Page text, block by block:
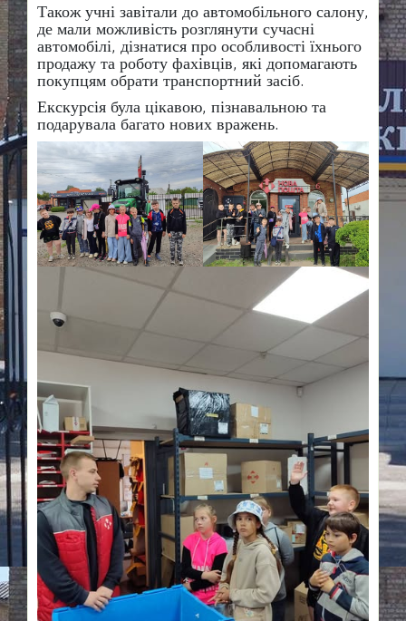
Також учні завітали до автомобільного салону,
де мали можливість розглянути сучасні
автомобілі, дізнатися про особливості їхнього
продажу та роботу фахівців, які допомагають
покупцям обрати транспортний засіб.
Екскурсія була цікавою, пізнавальною та
подарувала багато нових вражень.